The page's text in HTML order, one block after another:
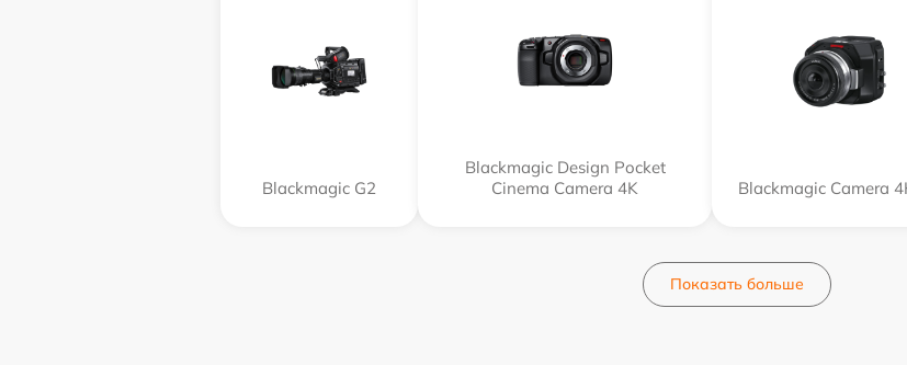
Blackmagic G2
Blackmagic Design Pocket
Cinema Camera 4K
Blackmagic Camera
Показать больше